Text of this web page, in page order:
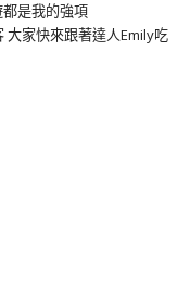
是我的強項
家快來跟著達人Emily吃